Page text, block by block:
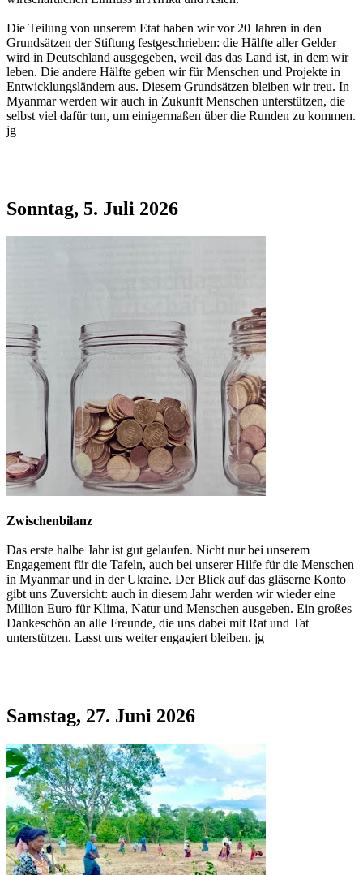
Die Teilung von unserem Etat haben wir vor 20 Jahren in den
Grundsätzen der Stiftung festgeschrieben: die Hälfte aller Gelder
wird in Deutschland ausgegeben, weil das das Land ist, in dem wir
leben. Die andere Hälfte geben wir für Menschen und Projekte in
Entwicklungsländern aus. Diesem Grundsätzen bleiben wir treu. In
Myanmar werden wir auch in Zukunft Menschen unterstützen, die
selbst viel dafür tun, um einigermaßen über die Runden zu kommen.
jg
Sonntag, 5. Juli 2026
Zwischenbilanz
Das erste halbe Jahr ist gut gelaufen. Nicht nur bei unserem
Engagement für die Tafeln, auch bei unserer Hilfe für die Menschen
in Myanmar und in der Ukraine. Der Blick auf das gläserne Konto
gibt uns Zuversicht: auch in diesem Jahr werden wir wieder eine
Million Euro für Klima, Natur und Menschen ausgeben. Ein großes
Dankeschön an alle Freunde, die uns dabei mit Rat und Tat
unterstützen. Lasst uns weiter engagiert bleiben. jg
Samstag, 27. Juni 2026